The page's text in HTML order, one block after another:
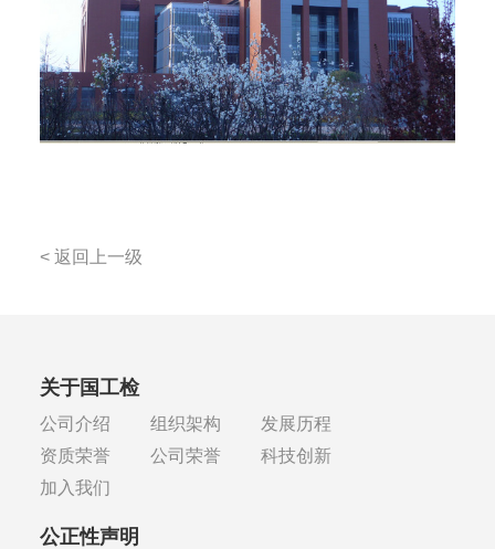
< 返回上一级
关于国工检
公司介绍 组织架构
发展历程
资质荣誉
公司荣誉
科技创新
加入我们
公正性声明